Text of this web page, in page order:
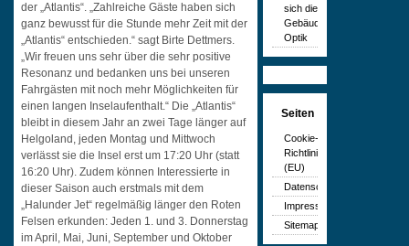
der „Atlantis“. „Zahlreiche Gäste haben sich
ganz bewusst für die Stunde mehr Zeit mit der
„Atlantis“ entschieden.“ sagt Birte Dettmers.
„Wir freuen uns sehr über die sehr positive
Resonanz und bedanken uns bei unseren
Fahrgästen mit noch mehr Möglichkeiten für
einen langen Inselaufenthalt.“ Die „Atlantis“
bleibt in diesem Jahr an zwei Tage länger auf
Helgoland, jeden Montag und Mittwoch
verlässt sie die Insel erst um 17:20 Uhr (statt
16:20 Uhr). Zudem können Interessierte in
dieser Saison auch erstmals mit dem
„Halunder Jet“ regelmäßig länger den Roten
Felsen erkunden: Jeden 1. und 3. Donnerstag
im April, Mai, Juni, September und Oktober
sich die
Gebäude-
Optik
Seiten
Cookie-
Richtlinie
(EU)
Datenschutzerklärung
Impressum
Sitemap